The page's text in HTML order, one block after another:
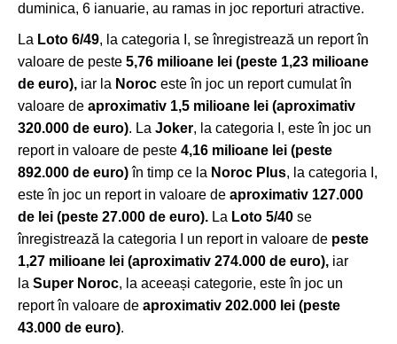
duminica, 6 ianuarie, au ramas in joc reporturi atractive.
La Loto 6/49, la categoria I, se înregistrează un report în
valoare de peste 5,76 milioane lei (peste 1,23 milioane
de euro), iar la Noroc este în joc un report cumulat în
valoare de aproximativ 1,5 milioane lei (aproximativ
320.000 de euro). La Joker, la categoria I, este în joc un
report in valoare de peste 4,16 milioane lei (peste
892.000 de euro)în timp ce la Noroc Plus, la categoria I,
este în joc un report in valoare de aproximativ 127.000
de lei (peste 27.000 de euro). La Loto 5/40 se
înregistrează la categoria I un report in valoare de peste
1,27 milioane lei (aproximativ 274.000 de euro), iar
la Super Noroc, la aceeași categorie, este în joc un
report în valoare de aproximativ 202.000 lei (peste
43.000 de euro).